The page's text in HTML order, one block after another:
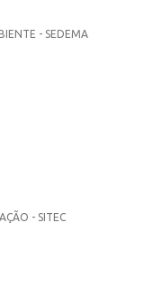
- SEDEMA
- SITEC